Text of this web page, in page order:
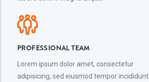
PROFESSIONAL TEAM
Lorem ipsum dolor amet, consectetur
adipisicing, sed eiusmod tempor incididunt